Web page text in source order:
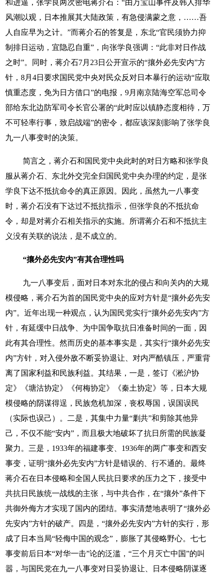
和进逼，张学良两次密电蒋介石：“由万宝山事件及韩人排华
风潮以观，日本推展其大陆政策，有急侵满蒙之意，……吾
人自应早为之计。”而蒋介石的答复是，东北“官民须协力抑
制排日运动，宜隐忍自重”，向张学良强调：“此非对日作战
之时”。同时，蒋介石7月23日公开宣示的“攘外必先安内”方
针，8月4日要求国民党中央对民众反对日本暴行的运动“应取
慎重态度，免为日方借口”的电报，9月南京陆海空军总司令
部给东北边防军司令长官公署的“此时应以镇静态度相待，万
不可轻率行事，致启战端”的密令，都应该深刻影响了张学良
九一八事变时的决策。
简言之，蒋介石和国民党中央此时的对日方略和张学良
服从蒋介石、东北外交完全归国民党中央办理的约定，是张
学良下达不抵抗命令的真正原因。因此，虽然九一八事变
时，蒋介石没有下达过不抵抗指示，但张学良的不抵抗命
令，却是对蒋介石相关指示的实施。所谓蒋介石和不抵抗主
义没有关联的说法，是不成立的。
“攘外必先安内”有其合理性吗
九一八事变后，面对日本对东北的侵占和向关内的大规
模侵略，蒋介石为首的国民党中央的应对方针是“攘外必先安
内”。近年出现一种观点，认为国民党实行“攘外必先安内”方
针，有延缓中日战争、为中国争取抗日准备时间的一面，因
此有其合理性。然而历史的基本事实是，其实行“攘外必先安
内”方针，对入侵外敌不断妥协退让、对内严酷镇压，严重背
离了国家利益和民族利益。其结果，一是，签订《淞沪协
定》《塘沽协定》《何梅协定》《秦土协定》等，日本大规
模侵略的阴谋得逞，民族危机加深，丧权辱国，误国误民
（实际也误己）。二是，其集中力量“剿共”和剪除其他异
己，不仅不能“安内”，而且极大地破坏了抗日所需的民族凝
聚力。三是，1933年的福建事变、1936年的两广事变和西安
事变，证明“攘外必先安内”方针是错误的、行不通的。最终
蒋介石在日本侵略和全国人民抗日要求的压力之下，接受中
共抗日民族统一战线的主张，与中共合作，在“攘外”条件下
共御外侮方才实现了国内的团结。事实清楚地表明了“攘外必
先安内”方针的破产。四是，“攘外必先安内”方针的实行，形
成了日本当局“轻侮中国的观念”，膨胀了其侵略野心。七七
事变前后日本“对华一击”论的泛滥，“三个月灭亡中国”的叫
嚣，与国民党在九一八事变对日妥协退让、日本侵略阴谋逐